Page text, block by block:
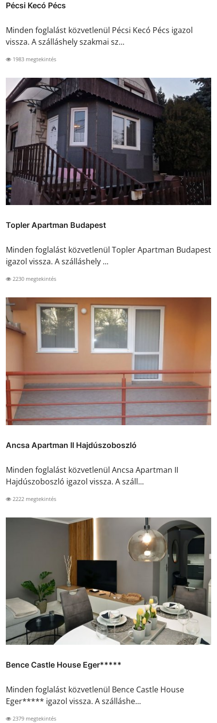
Pécsi Kecó Pécs
Minden foglalást közvetlenül Pécsi Kecó Pécs igazol
vissza. A szálláshely szakmai sz...
1983 megtekintés
Topler Apartman Budapest
Minden foglalást közvetlenül Topler Apartman Budapest
igazol vissza. A szálláshely ...
2230 megtekintés
Ancsa Apartman II Hajdúszoboszló
Minden foglalást közvetlenül Ancsa Apartman II
Hajdúszoboszló igazol vissza. A száll...
2222 megtekintés
Bence Castle House Eger*****
Minden foglalást közvetlenül Bence Castle House
Eger***** igazol vissza. A szálláshe...
2379 megtekintés